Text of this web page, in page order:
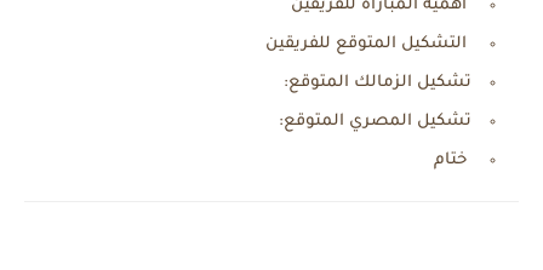
أهمية المباراة للفريقين
التشكيل المتوقع للفريقين
تشكيل الزمالك المتوقع:
تشكيل المصري المتوقع:
ختام